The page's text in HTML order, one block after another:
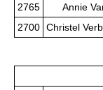
2765
Annie
2700 Christel